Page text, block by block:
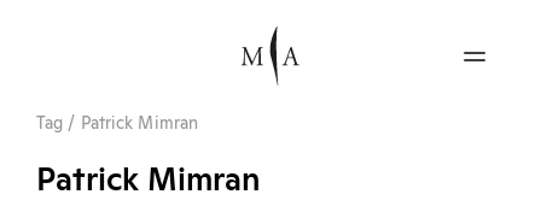
Tag / Patrick Mimran
Patrick Mimran